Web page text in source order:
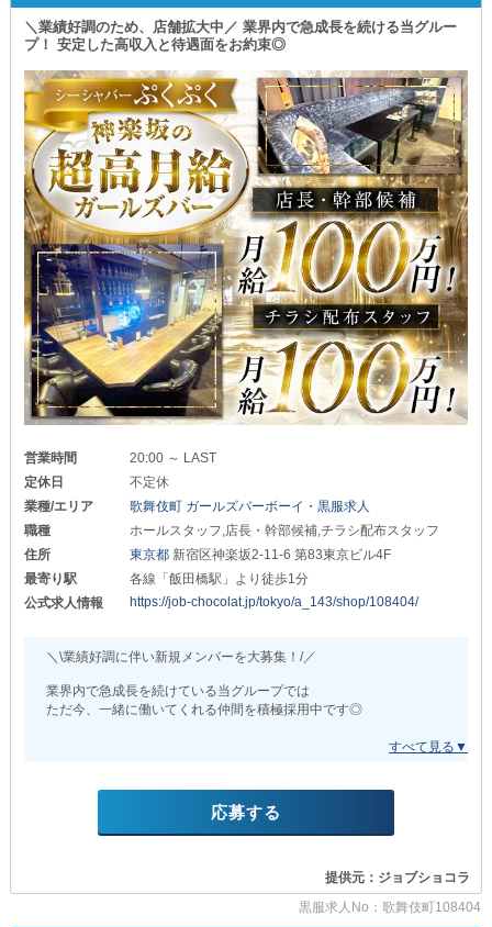
連日多数のお客様に
ご来店いただく人気店だからこそ
お店の売上はスタッフ全員へ
しっかりと還元いたします！
未経験の方でも
着実にステップアップできる
アットホームな職場で
新しい一歩を踏み出してみませんか？
◤◢◤◢◤◢◤◢◤◢◤◢◤◢◤◢◤◢◤◢
【歌舞伎町】CLUB FOREST（フォレスト）
◤◢◤◢◤◢◤◢◤◢◤◢◤◢◤◢◤◢◤◢
┏━━━━━━━━━━━━━━━━━━━┓
✦圧倒的な高収入を✦
❏店長・幹部候補❏
月給1,000,000円以上
月給500,000円以上
❏アルバイトスタッフ❏
日給12,000円以上
┗━━━━━━━━━━━━━━━━━━━┛
＼さらに／
上記の高い基本給に加え
売上に応じた《インセンティブ》を
大盛況の人気店だからこそ
生み出せる利益を
惜しみなくスタッフへ還元！
⇒高いモチベーションを保ちながら
￣￣￣￣￣￣￣￣￣￣￣￣￣￣
＼業績好調のため、店舗拡大中／ 業界内で急成長を続ける当グルー
プ！ 安定した高収入と待遇面をお約束◎
営業時間
20:00 ～ LAST
定休日
不定休
業種/エリア
歌舞伎町 ガールズバーボーイ・黒服求人
職種
ホールスタッフ,店長・幹部候補,チラシ配布スタッフ
住所
東京都 新宿区神楽坂2-11-6 第83東京ビル4F
最寄り駅
各線「飯田橋駅」より徒歩1分
公式求人情報
https://job-chocolat.jp/tokyo/a_143/shop/108404/
＼\業績好調に伴い新規メンバーを大募集！/／
業界内で急成長を続けている当グループでは
ただ今、一緒に働いてくれる仲間を積極採用中です◎
未経験者さんでもスピード出世が狙えます！
《研修期間》を設けており
夜職が初めての方もご安心ください◎
応募する
提供元：ジョブショコラ
黒服求人No：歌舞伎町108404